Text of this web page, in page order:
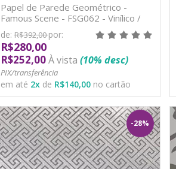
Papel de Parede Geométrico -
Famous Scene - FSG062 - Vinílico /
TNT
de: R$392,00por:
R$280,00
R$252,00 À vista (10% desc)
PIX/transferência
em até 2xde R$140,00no cartão
-28%